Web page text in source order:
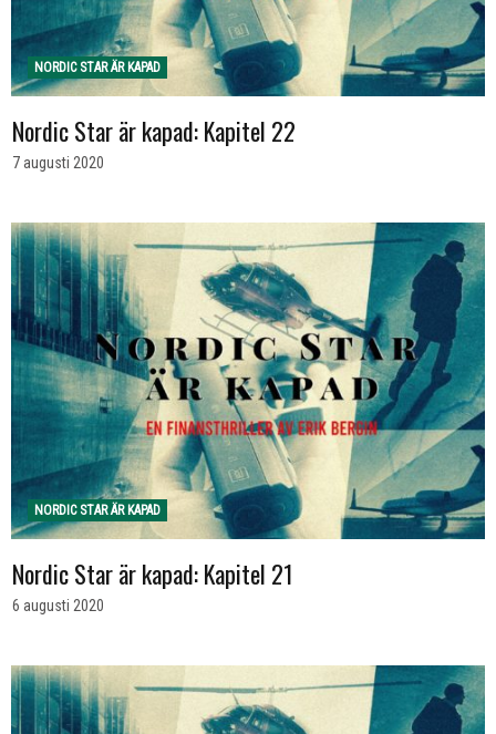
NORDIC STAR ÄR KAPAD
Nordic Star är kapad: Kapitel 22
7 augusti 2020
NORDIC STAR ÄR KAPAD
Nordic Star är kapad: Kapitel 21
6 augusti 2020